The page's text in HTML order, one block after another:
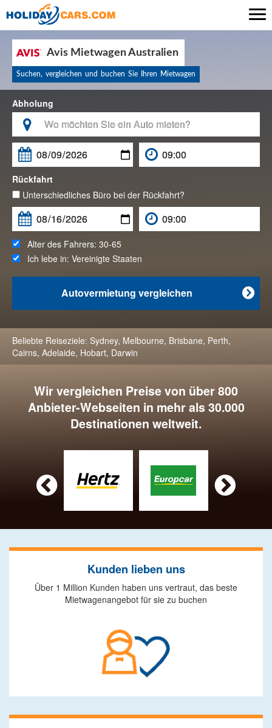
Avis Mietwagen Australien
Suchen, vergleichen und buchen Sie Ihren Mietwagen
Abholung


Rückfahrt
Unterschiedliches Büro bei der Rückfahrt?
Alter des Fahrers: 30-65
Ich lebe in: Vereinigte Staaten

Autovermietung vergleichen
Beliebte Reiseziele: Sydney, Melbourne, Brisbane, Perth,
Cairns, Adelaide, Hobart, Darwin
Wir vergleichen Preise von über 800
Anbieter-Webseiten in mehr als 30.000
Destinationen weltweit.
 
Kunden lieben uns
Über 1 Million Kunden haben uns vertraut, das beste
Mietwagenangebot für sie zu buchen